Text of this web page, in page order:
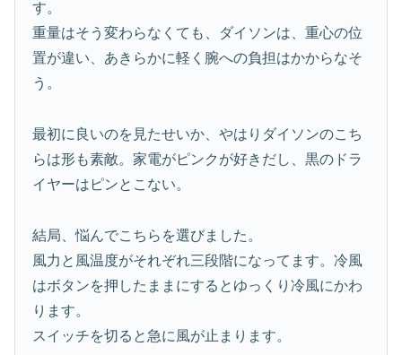
す。
重量はそう変わらなくても、ダイソンは、重心の位
置が違い、あきらかに軽く腕への負担はかからなそ
う。
最初に良いのを見たせいか、やはりダイソンのこち
らは形も素敵。家電がピンクが好きだし、黒のドラ
イヤーはピンとこない。
結局、悩んでこちらを選びました。
風力と風温度がそれぞれ三段階になってます。冷風
はボタンを押したままにするとゆっくり冷風にかわ
ります。
スイッチを切ると急に風が止まります。